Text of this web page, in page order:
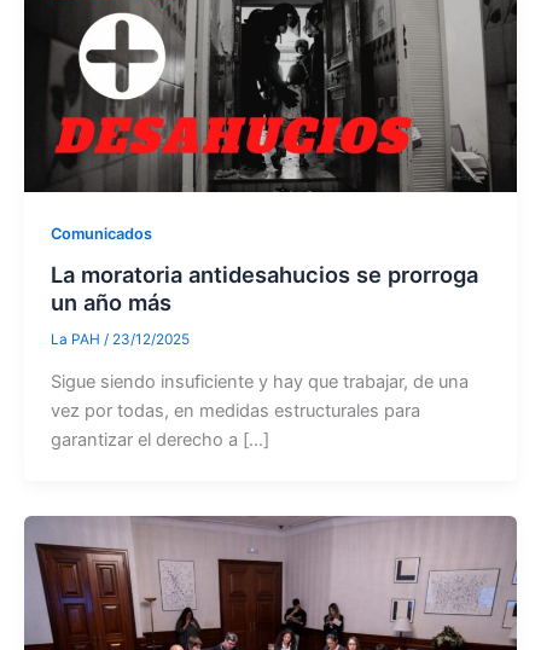
Comunicados
La moratoria antidesahucios se prorroga
un año más
La PAH / 23/12/2025
Sigue siendo insuficiente y hay que trabajar, de una
vez por todas, en medidas estructurales para
garantizar el derecho a […]